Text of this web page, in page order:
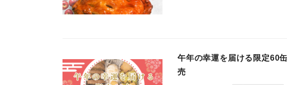
午年の幸運を届ける限定60
売